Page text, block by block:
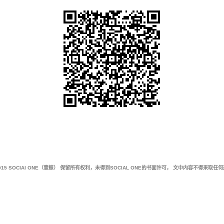
SOCIAl ONE（壹鲸） 保留所有权利，未得到SOCIAL ONE的书面许可， 文中内容不得采取任何